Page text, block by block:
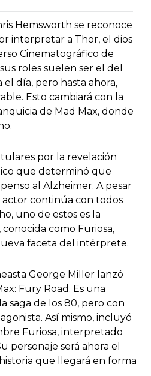
Hemsworth se reconoce
interpretar a Thor, el dios
Cinematográfico de
roles suelen ser el del
día, pero hasta ahora,
Esto cambiará con la
de Mad Max, donde
por la revelación
que determinó que
al Alzheimer. A pesar
actor continúa con todos
uno de estos es la
como Furiosa,
faceta del intérprete.
George Miller lanzó
Fury Road. Es una
saga de los 80, pero con
Así mismo, incluyó
Furiosa, interpretado
personaje será ahora el
que llegará en forma